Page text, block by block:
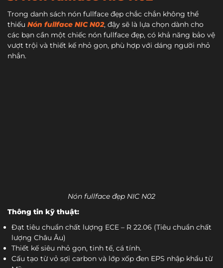
Trong danh sách nón fullface đẹp chắc chắn không thể
thiếu Nón fullface NIC N02, đậy sẽ là lựa chọn dành cho
các bạn cần một chiếc nón fullface đẹp, có khả năng bảo vệ
vượt trội và thiết kế nhỏ gọn, phù hợp với dáng người nhỏ
nhắn.
Nón fullface đẹp NIC N02
Thông tin kỹ thuật:
Đạt tiêu chuẩn chất lượng ECE – R 22.06 (Tiêu chuẩn chất
lượng Châu Âu)
Thiết kế siêu nhỏ gọn, tinh tế, cá tính.
Cấu tạo từ vỏ sợi carbon và lớp xốp đen EPS nhập khẩu từ